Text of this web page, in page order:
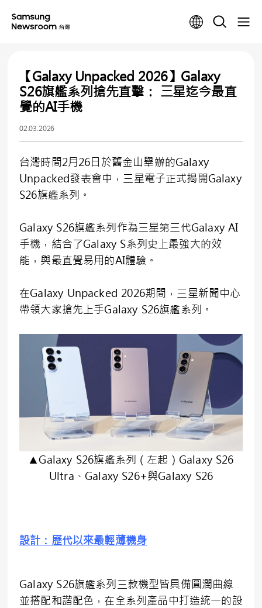
【Galaxy Unpacked 2026】Galaxy
S26旗艦系列搶先直擊： 三星迄今最直
覺的AI手機
02.03.2026
台灣時間2月26日於舊金山舉辦的Galaxy
Unpacked發表會中，三星電子正式揭開Galaxy
S26旗艦系列。
Galaxy S26旗艦系列作為三星第三代Galaxy AI
手機，結合了Galaxy S系列史上最強大的效
能，與最直覺易用的AI體驗。
在Galaxy Unpacked 2026期間，三星新聞中心
帶領大家搶先上手Galaxy S26旗艦系列。
▲Galaxy S26旗艦系列（左起）Galaxy S26
Ultra、Galaxy S26+與Galaxy S26
設計：歷代以來最輕薄機身
Galaxy S26旗艦系列三款機型皆具備圓潤曲線
並搭配和諧配色，在全系列產品中打造統一的設